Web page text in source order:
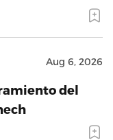
Aug 6, 2026
del